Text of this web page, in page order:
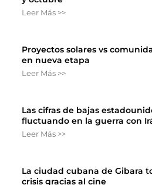
Leer Más >>
Proyectos solares vs
en nueva etapa
Leer Más >>
Las cifras de bajas
fluctuando en la guerra con
Leer Más >>
La ciudad cubana de Gibara
crisis gracias al cine